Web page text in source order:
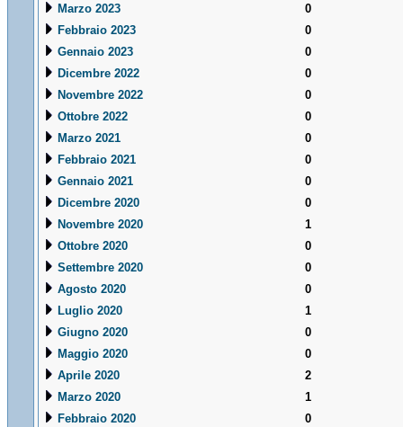
Marzo 2023
0
Febbraio 2023
0
Gennaio 2023
0
Dicembre 2022
0
Novembre 2022
0
Ottobre 2022
0
Marzo 2021
0
Febbraio 2021
0
Gennaio 2021
0
Dicembre 2020
0
Novembre 2020
1
Ottobre 2020
0
Settembre 2020
0
Agosto 2020
0
Luglio 2020
1
Giugno 2020
0
Maggio 2020
0
Aprile 2020
2
Marzo 2020
1
Febbraio 2020
0